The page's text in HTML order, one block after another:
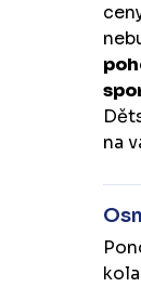
na